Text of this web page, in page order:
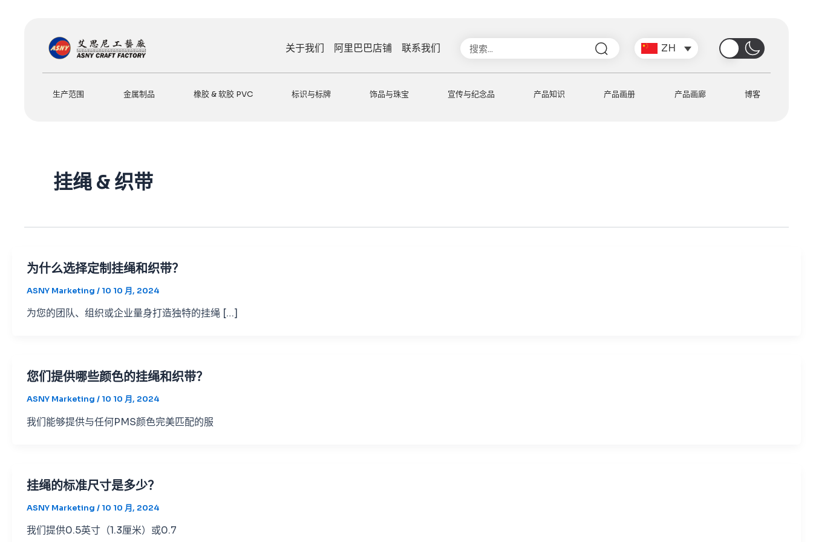
关于我们 阿里巴巴店铺 联系我们 搜
索 ZH
生产范围 金属制品 橡胶 & 软胶 PVC 标识与标牌 饰品与珠宝 宣传与纪念品 产品知识 产品画册 产品画廊 博客
挂绳 & 织带
为什么选择定制挂绳和织带？
ASNY Marketing/ 10 10 月, 2024
为您的团队、组织或企业量身打造独特的挂绳 […]
您们提供哪些颜色的挂绳和织带？
ASNY Marketing/ 10 10 月, 2024
我们能够提供与任何PMS颜色完美匹配的服
挂绳的标准尺寸是多少？
ASNY Marketing/ 10 10 月, 2024
我们提供0.5英寸（1.3厘米）或0.7